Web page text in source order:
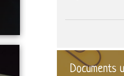
Documents